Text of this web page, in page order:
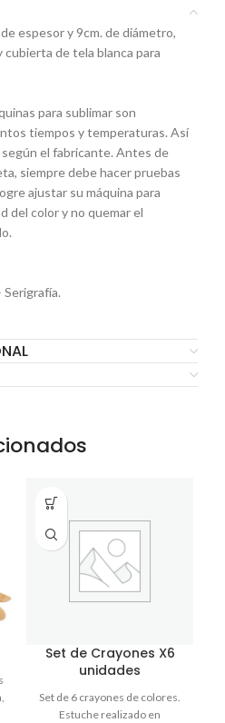
espesor y 9cm. de diámetro,
cubierta de tela blanca para
para sublimar son
tiempos y temperaturas. Así
el fabricante. Antes de
siempre debe hacer pruebas
ajustar su máquina para
del color y no quemar el
Serigrafía.
Set de Crayones X6
unidades
Set de 6 crayones de colores.
Estuche realizado en